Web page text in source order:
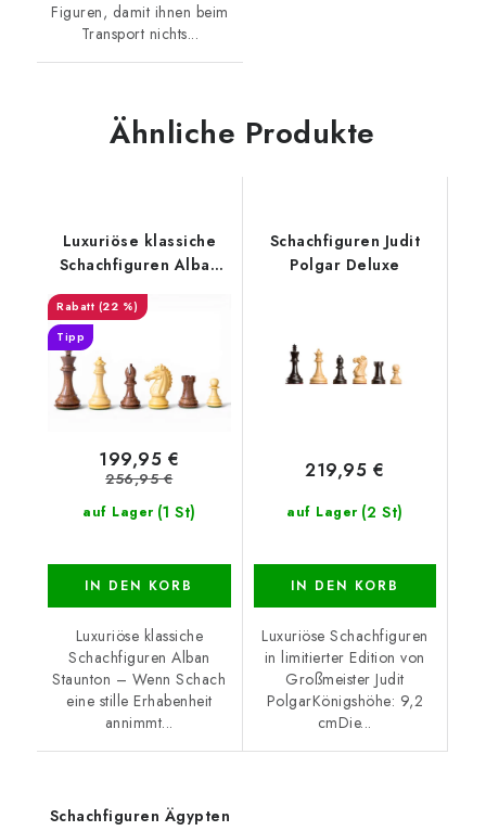
Figuren, damit ihnen beim
Transport nichts...
Ähnliche Produkte
Luxuriöse klassiche
Schachfiguren Alban
(22 %)
Tipp
auf Lager (1 St)
199,95 €
256,95 €
IN DEN KORB
Luxuriöse klassiche
Schachfiguren Alban
Staunton – Wenn Schach
eine stille Erhabenheit
annimmt...
Schachfiguren Judit
Polgar Deluxe
auf Lager (2 St)
219,95 €
IN DEN KORB
Luxuriöse Schachfiguren
in limitierter Edition von
Großmeister Judit
PolgarKönigshöhe: 9,2
cmDie...
Schachfiguren Ägypten